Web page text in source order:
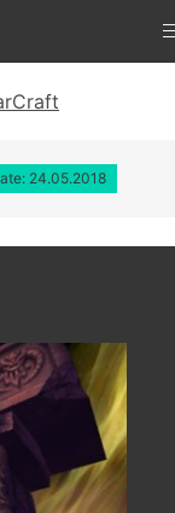
24.05.2018